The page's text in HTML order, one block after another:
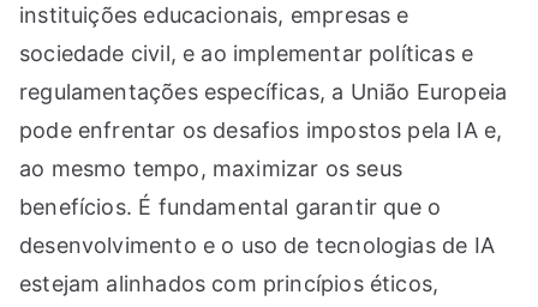
instituições educacionais, empresas e
sociedade civil, e ao implementar políticas e
regulamentações específicas, a União Europeia
pode enfrentar os desafios impostos pela IA e,
ao mesmo tempo, maximizar os seus
benefícios. É fundamental garantir que o
desenvolvimento e o uso de tecnologias de IA
estejam alinhados com princípios éticos,